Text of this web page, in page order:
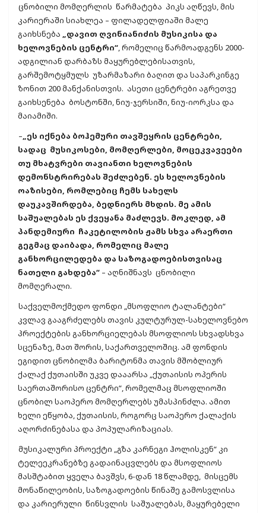
ცნობილი მომღერლის წარმატება პიკს აღწევს, მის
კარიერაში სიახლეა – ფილადელფიაში მალე
გაიხსნება
„დავით ღვინიანიძის მუსიკისა და
ხელოვნების ცენტრი“ , რომელიც წარმოადგენს 2000-
ადგილიან დარბაზს მაყურებლებისათვის,
გარშემოტყმულს უზარმაზარი ბაღით და საპარკინგე
ზონით 200 მანქანისთვის. ასეთი ცენტრები აგრეთვე
გაიხსენება ბოსტონში, ნიუ-ჯერსიში, ნიუ-იორკსა და
მაიამიში.
– „ეს იქნება ბოჰემური თავშეყრის ცენტრები,
სადაც მუსიკოსები, მომღერლები, მოცეკვავეები
თუ მხატვრები თავიანთი ხელოვნების
დემონსტრირებას შეძლებენ. ეს ხელოვნების
ოაზისები, რომლებიც ჩემს სახელს
დაუკავშირდება, ბედნიერს მხდის. მე ამის
საშუალებას ეს ქვეყანა მაძლევს. მოკლედ, ამ
პანდემიური ჩაკეტილობის ჟამს სხვა არაერთი
გეგმაც დაიბადა, რომელიც მალე
განხორცილედება და საზოგადოებისთვისაც
ნათელი გახდება“ – აღნიშნავს ცნობილი
მომღერალი.
საქველმოქმედო ფონდი „მსოფლიო ტალანტები“
კვლავ გააგრძელებს თავის კულტურულ-სახელოვნებო
პროექტების განხორციელებას მსოფლიოს სხვადსხვა
სცენაზე, მათ შორის, საქართველოშიც. ამ ფონდის
ეგიდით ცნობილმა ბარიტონმა თავის მშობლიურ
ქალაქ ქუთაისში უკვე დააარსა „ქუთაისის ოპერის
საერთაშორისო ცენტრი“, რომელმაც მსოფლიოში
ცნობილ საოპერო მომღერლებს უმასპინძლა. ამით
ხელი ეწყობა, ქუთაისის, როგორც საოპერო ქალაქის
აღორძინებასა და პოპულარიზაციას.
მუსიკალური პროექტი „გზა კარნეგი ჰოლისკენ“ კი
ტელეეკრანებზე გადაინაცვლებს და მსოფლიოს
მასშტაბით ყველა ბავშვს, 6-დან 18 წლამდე, მისცემს
მონაწილეობის, საზოგადოების წინაშე გამოსვლისა
და კარიერული წინსვლის საშუალებას, მაყურებელი